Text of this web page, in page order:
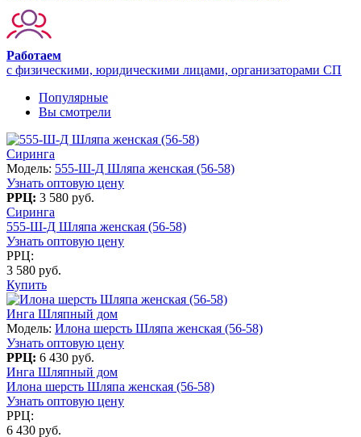
Работаем
с физическими, юридическими лицами, организаторами СП
Популярные
Вы смотрели
Сиринга
Модель: 555-Ш-Д Шляпа женская (56-58)
Узнать оптовую цену
РРЦ: 3 580 руб.
Сиринга
555-Ш-Д Шляпа женская (56-58)
Узнать оптовую цену
РРЦ:
3 580 руб.
Купить
Инга Шляпный дом
Модель: Илона шерсть Шляпа женская (56-58)
Узнать оптовую цену
РРЦ: 6 430 руб.
Инга Шляпный дом
Илона шерсть Шляпа женская (56-58)
Узнать оптовую цену
РРЦ:
6 430 руб.